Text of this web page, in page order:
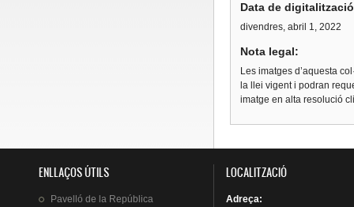
Data de
divendres, abril 1, 2022
Nota legal:
Les imatges d’aquesta
la llei vigent i podran
imatge en alta resolució
ENLLAÇOS ÚTILS
Pavelló de la República
LOCALITZACIÓ
Adreça: